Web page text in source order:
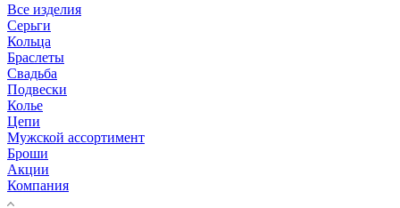
Все изделия
Серьги
Кольца
Браслеты
Свадьба
Подвески
Колье
Цепи
Мужской ассортимент
Броши
Акции
Компания